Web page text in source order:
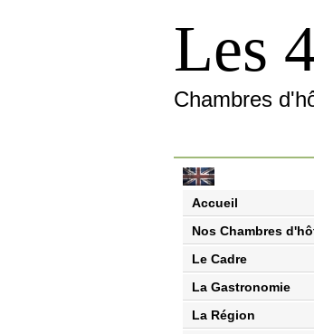
Les
Chambres
Accueil
Nos Chambres
Le Cadre
La Gastronomie
La Région